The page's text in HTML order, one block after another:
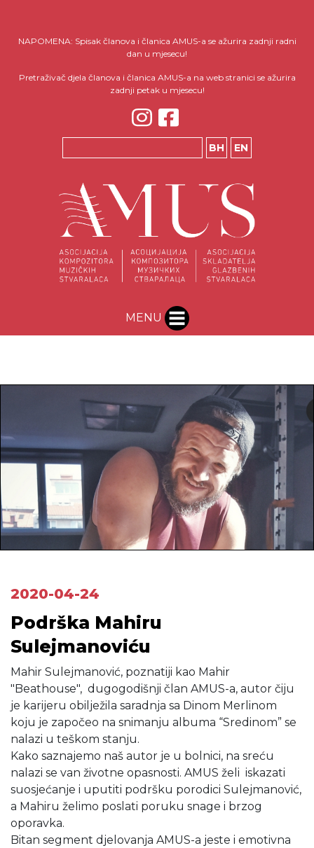
NAPOMENA: Spisak članova i članica AMUS-a se ažurira zadnji radni
dan u mjesecu!
Pretraživač djela članova i članica AMUS-a na web stranici se ažurira
zadnji petak u mjesecu!
BH EN
MENU
2020-04-24
Podrška Mahiru
Sulejmanoviću
Mahir Sulejmanović, poznatiji kao Mahir
"Beathouse", dugogodišnji član AMUS-a, autor čiju
je karijeru obilježila saradnja sa Dinom Merlinom
koju je započeo na snimanju albuma “Sredinom” se
nalazi u teškom stanju.
Kako saznajemo naš autor je u bolnici, na sreću
nalazi se van životne opasnosti. AMUS želi iskazati
suosjećanje i uputiti podršku porodici Sulejmanović,
a Mahiru želimo poslati poruku snage i brzog
oporavka.
Bitan segment djelovanja AMUS-a jeste i emotivna